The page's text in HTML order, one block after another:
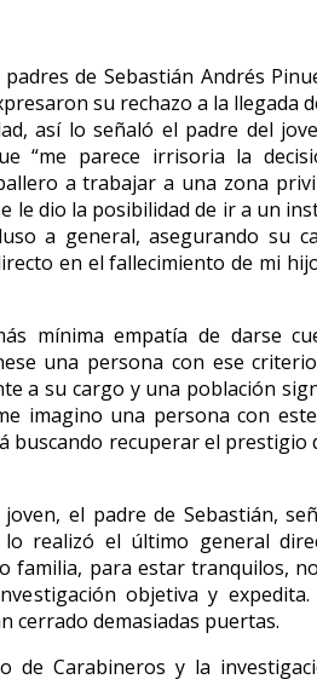
de Sebastián Andrés
su rechazo a la llegada
así lo señaló el padre del
“me parece irrisoria la
a trabajar a una zona
le dio la posibilidad de ir a un
a general, asegurando su
en el fallecimiento de mi
mínima empatía de darse
una persona con ese
a su cargo y una población
imagino una persona con
buscando recuperar el prestigio
el padre de Sebastián,
lo realizó el último general
familia, para estar tranquilos,
objetiva y
cerrado demasiadas puertas.
de Carabineros y la